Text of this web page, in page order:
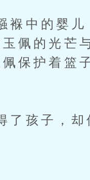
中的婴儿
佩的光芒
保护着篮
孩子，却